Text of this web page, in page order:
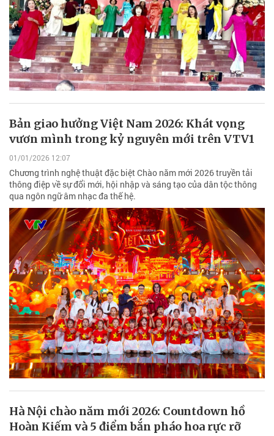
Bản giao hưởng Việt Nam 2026: Khát vọng
vươn mình trong kỷ nguyên mới trên VTV1
01/01/2026 12:07
Chương trình nghệ thuật đặc biệt Chào năm mới 2026 truyền tải
thông điệp về sự đổi mới, hội nhập và sáng tạo của dân tộc thông
qua ngôn ngữ âm nhạc đa thế hệ.
Hà Nội chào năm mới 2026: Countdown hồ
Hoàn Kiếm và 5 điểm bắn pháo hoa rực rỡ